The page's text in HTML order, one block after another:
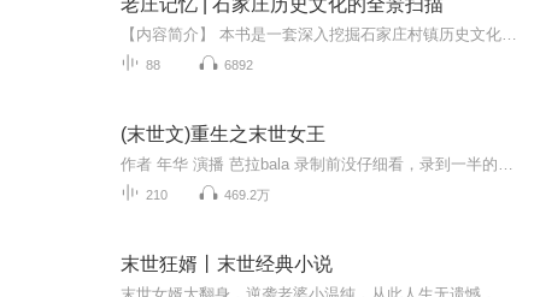
88 6892
(末世文)重生之末世女王
210 469.2万
末世狂婿丨末世经典小说